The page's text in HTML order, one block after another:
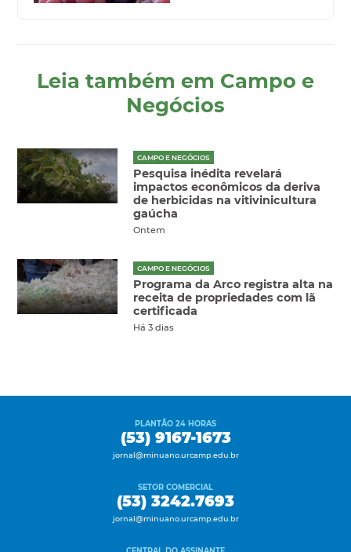
Leia também em Campo e
Negócios
CAMPO E NEGÓCIOS
Pesquisa inédita revelará
impactos econômicos da deriva
de herbicidas na vitivinicultura
gaúcha
Ontem
CAMPO E NEGÓCIOS
Programa da Arco registra alta na
receita de propriedades com lã
certificada
Há 3 dias
PLANTÃO 24 HORAS
(53) 9167-1673
jornal@minuano.urcamp.edu.br
SETOR COMERCIAL
(53) 3242.7693
jornal@minuano.urcamp.edu.br